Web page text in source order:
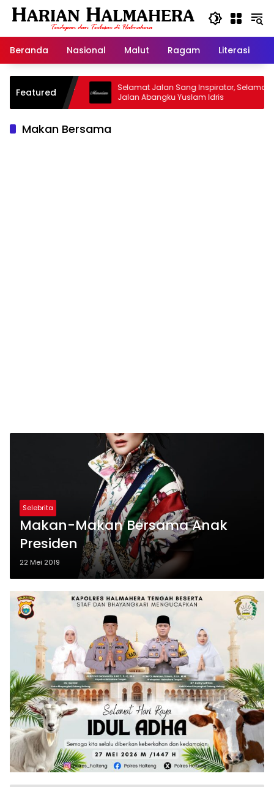
Langsung
Beranda
Nasional Malut Ragam Literasi
Featured
Warisan
Selamat Jalan Sang Inspirator, Selamat
Jalan Abangku Yuslam Idris
Makan Bersama
Selebrita
Makan-Makan Bersama Anak
Presiden
22 Mei 2019